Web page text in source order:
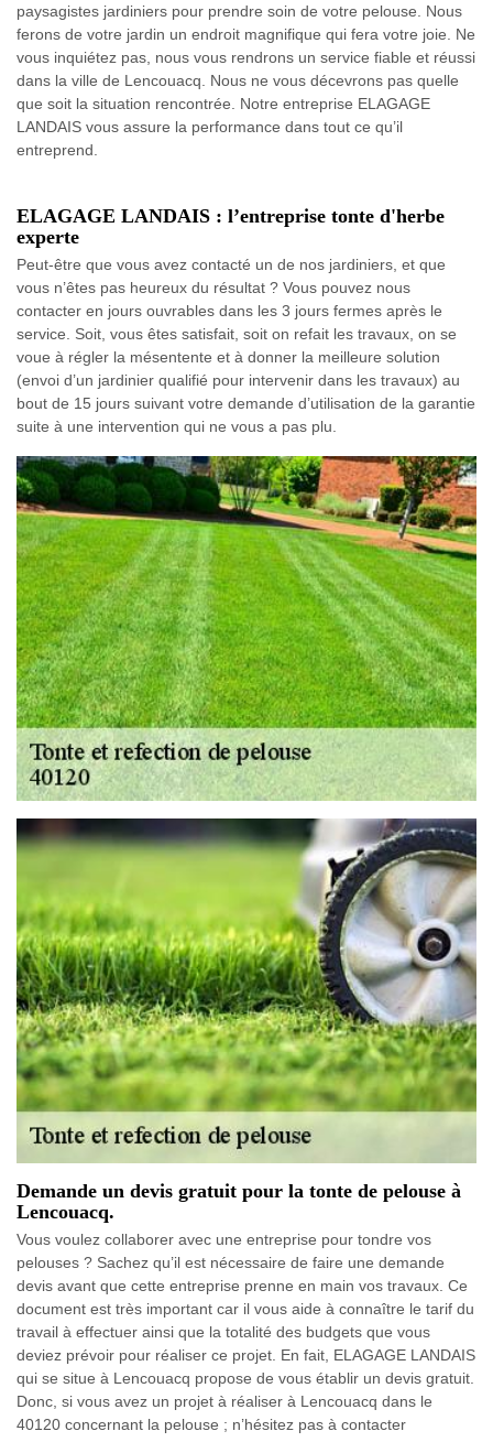
paysagistes jardiniers pour prendre soin de votre pelouse. Nous
ferons de votre jardin un endroit magnifique qui fera votre joie. Ne
vous inquiétez pas, nous vous rendrons un service fiable et réussi
dans la ville de Lencouacq. Nous ne vous décevrons pas quelle
que soit la situation rencontrée. Notre entreprise ELAGAGE
LANDAIS vous assure la performance dans tout ce qu’il
entreprend.
ELAGAGE LANDAIS : l’entreprise tonte d'herbe
experte
Peut-être que vous avez contacté un de nos jardiniers, et que
vous n’êtes pas heureux du résultat ? Vous pouvez nous
contacter en jours ouvrables dans les 3 jours fermes après le
service. Soit, vous êtes satisfait, soit on refait les travaux, on se
voue à régler la mésentente et à donner la meilleure solution
(envoi d’un jardinier qualifié pour intervenir dans les travaux) au
bout de 15 jours suivant votre demande d’utilisation de la garantie
suite à une intervention qui ne vous a pas plu.
Demande un devis gratuit pour la tonte de pelouse à
Lencouacq.
Vous voulez collaborer avec une entreprise pour tondre vos
pelouses ? Sachez qu’il est nécessaire de faire une demande
devis avant que cette entreprise prenne en main vos travaux. Ce
document est très important car il vous aide à connaître le tarif du
travail à effectuer ainsi que la totalité des budgets que vous
deviez prévoir pour réaliser ce projet. En fait, ELAGAGE LANDAIS
qui se situe à Lencouacq propose de vous établir un devis gratuit.
Donc, si vous avez un projet à réaliser à Lencouacq dans le
40120 concernant la pelouse ; n’hésitez pas à contacter